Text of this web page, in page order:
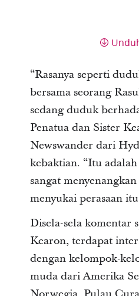
“Rasanya seperti
bersama seorang
sedang duduk
Penatua dan Sister
Newswander dari
kebaktian. “Itu
sangat
menyukai perasaan
Disela-sela komentar
Kearon, terdapat
dengan kelompok-
muda dari Amerika